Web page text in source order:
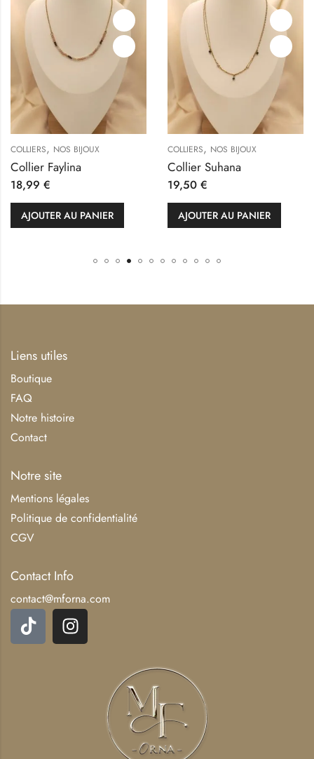
COLLIERS, NOS BIJOUX
Collier Faylina
18,99 €
AJOUTER AU PANIER
COLLIERS, NOS BIJOUX
Collier Suhana
19,50 €
AJOUTER AU PANIER
Liens utiles
Boutique
FAQ
Notre histoire
Contact
Notre site
Mentions légales
Politique de confidentialité
CGV
Contact Info
contact@mforna.com